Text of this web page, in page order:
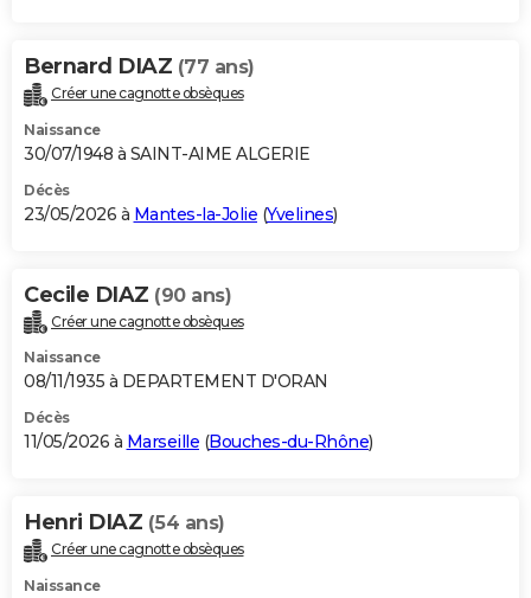
Bernard DIAZ (77 ans)
Créer une cagnotte obsèques
Naissance
30/07/1948 à SAINT-AIME ALGERIE
Décès
23/05/2026 à Mantes-la-Jolie (Yvelines)
Cecile DIAZ (90 ans)
Créer une cagnotte obsèques
Naissance
08/11/1935 à DEPARTEMENT D'ORAN
Décès
11/05/2026 à Marseille (Bouches-du-Rhône)
Henri DIAZ (54 ans)
Créer une cagnotte obsèques
Naissance